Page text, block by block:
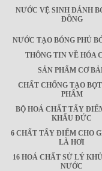
NƯỚC VỆ SINH ĐÁNH
ĐỒNG
NƯỚC TẠO BÓNG PHỦ
THÔNG TIN VỀ HÓA
SẢN PHẨM CƠ
CHẤT CHỐNG TẠO
PHẨM
BỘ HOÁ CHẤT TẨY
KHẨU ĐỨC
6 CHẤT TẨY ĐIỂM CHO
LÀ HƠI
16 HOÁ CHẤT SỬ LÝ
NƯỚC